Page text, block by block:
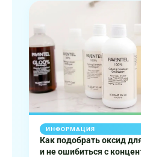
ИНФОРМАЦИЯ
Как подобрать оксид
и не ошибиться с